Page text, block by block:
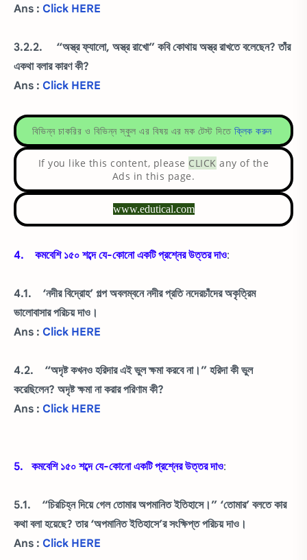
Ans : Click HERE
3.2.2. “অস্ত্র ফ্যালো, অস্ত্র রাখো” কবি কোথায় অস্ত্র রাখতে বলেছেন? তাঁর
একথা বলার কারণ কী?
Ans : Click HERE
বিভিন্ন চাকরির ও বিভিন্ন স্কুল এর বিষয় এর মক টেস্ট দিতে ক্লিক করুন
If you like this content, please CLICK any of the
Ads in this page.
www.edutical.com
4. কমবেশি ১৫০ শব্দে যে-কোনো একটি প্রশ্নের উত্তর দাও:
4.1. ‘নদীর বিদ্রোহ’ গল্প অবলম্বনে নদীর প্রতি নদেরচাঁদের অকৃত্রিম
ভালোবাসার পরিচয় দাও।
Ans : Click HERE
4.2. “অদৃষ্ট কখনও হরিদার এই ভুল ক্ষমা করবে না।” হরিদা কী ভুল
করেছিলেন? অদৃষ্ট ক্ষমা না করার পরিণাম কী?
Ans : Click HERE
5. কমবেশি ১৫০ শব্দে যে-কোনো একটি প্রশ্নের উত্তর দাও:
5.1. “চিরচিহ্ন দিয়ে গেল তোমার অপমানিত ইতিহাসে।” ‘তোমার’ বলতে কার
কথা বলা হয়েছে? তার ‘অপমানিত ইতিহাসে’র সংক্ষিপ্ত পরিচয় দাও।
Ans : Click HERE